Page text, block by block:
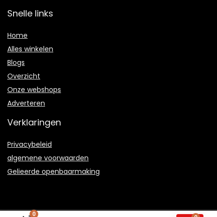
0
Snelle links
Home
Alles winkelen
Blogs
Overzicht
Onze webshops
Adverteren
Verklaringen
Privacybeleid
algemene voorwaarden
Gelieerde openbaarmaking